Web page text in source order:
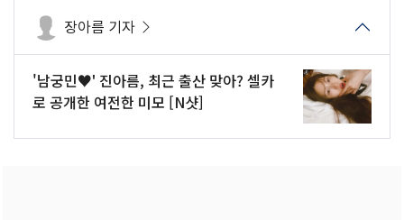
장아름 기자
'남궁민♥' 진아름, 최근 출산 맞아? 셀카
로 공개한 여전한 미모 [N샷]